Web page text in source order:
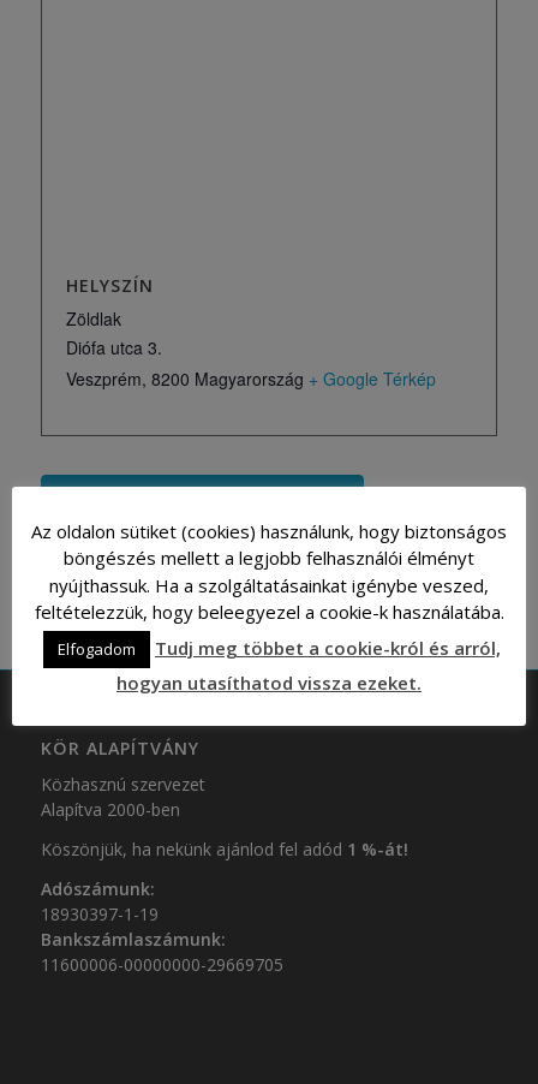
HELYSZÍN
Zöldlak
Diófa utca 3.
Veszprém, 8200 Magyarország + Google Térkép
KÖR ALAPÍTVÁNY
Közhasznú szervezet
Alapítva 2000-ben
Köszönjük, ha nekünk ajánlod fel adód 1 %-át!
Adószámunk:
18930397-1-19
Bankszámlaszámunk:
11600006-00000000-29669705
Az oldalon sütiket (cookies) használunk, hogy biztonságos
böngészés mellett a legjobb felhasználói élményt
nyújthassuk. Ha a szolgáltatásainkat igénybe veszed,
feltételezzük, hogy beleegyezel a cookie-k használatába.
Elfogadom
Tudj meg többet a cookie-król és arról,
hogyan utasíthatod vissza ezeket.